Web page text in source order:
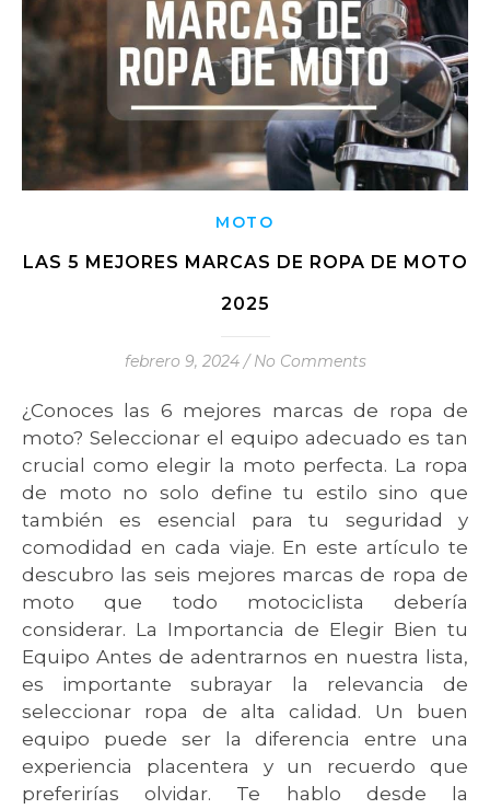
MOTO
LAS 5 MEJORES MARCAS DE ROPA DE MOTO
2025
febrero 9, 2024 / No Comments
¿Conoces las 6 mejores marcas de ropa de
moto? Seleccionar el equipo adecuado es tan
crucial como elegir la moto perfecta. La ropa
de moto no solo define tu estilo sino que
también es esencial para tu seguridad y
comodidad en cada viaje. En este artículo te
descubro las seis mejores marcas de ropa de
moto que todo motociclista debería
considerar. La Importancia de Elegir Bien tu
Equipo Antes de adentrarnos en nuestra lista,
es importante subrayar la relevancia de
seleccionar ropa de alta calidad. Un buen
equipo puede ser la diferencia entre una
experiencia placentera y un recuerdo que
preferirías olvidar. Te hablo desde la